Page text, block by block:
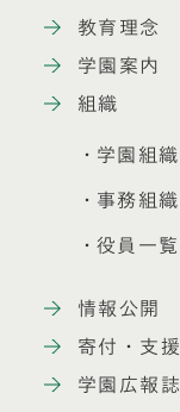
教育理念
学園案内
組織
学園組織
事務組織
役員一覧
情報公開
寄付・支援
学園広報誌